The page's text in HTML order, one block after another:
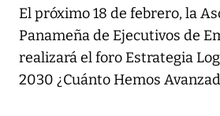
El próximo 18 de febrero, la
Panameña de Ejecutivos de
realizará el foro Estrategia
2030 ¿Cuánto Hemos